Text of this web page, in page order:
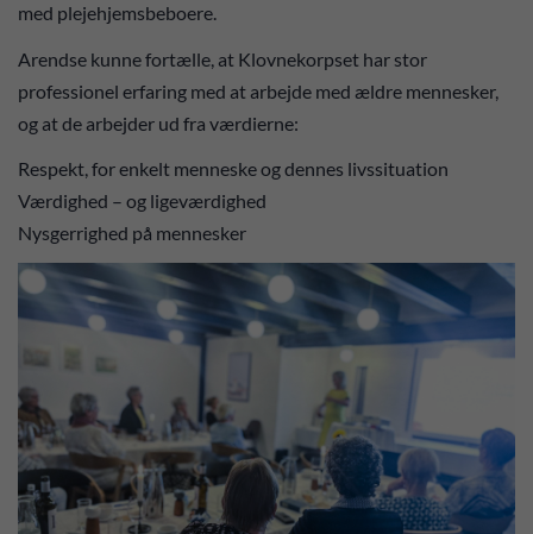
med plejehjemsbeboere.
Arendse kunne fortælle, at Klovnekorpset har stor
professionel erfaring med at arbejde med ældre mennesker,
og at de arbejder ud fra værdierne:
Respekt, for enkelt menneske og dennes livssituation
Værdighed – og ligeværdighed
Nysgerrighed på mennesker